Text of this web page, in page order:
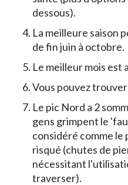
dessous).
La meilleure saison
de fin juin à octobre.
Le meilleur mois est
Vous pouvez
Le pic Nord a 2
gens grimpent le
considéré comme le
risqué (chutes de
nécessitant
traverser).